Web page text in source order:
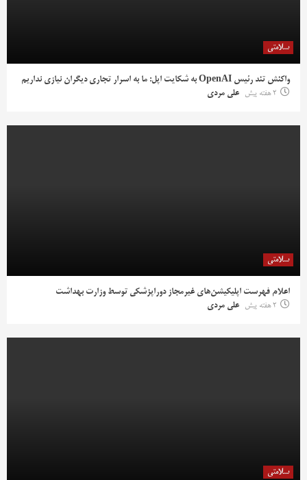
سلامتی
واکنش تند رئیس OpenAI به شکایت اپل: ما به اسرار تجاری دیگران نیازی نداریم
2 هفته پیش
علی مردی
سلامتی
اعلام فهرست اپلیکیشن‌های غیرمجاز دوراپزشکی توسط وزارت بهداشت
2 هفته پیش
علی مردی
سلامتی